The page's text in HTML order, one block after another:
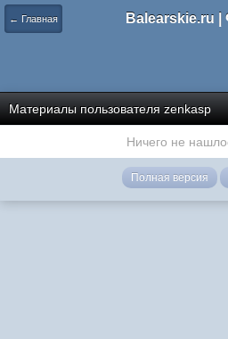
← Главная Balearskie.ru
Материалы пользователя zenkasp
Ничего не
Полная версия